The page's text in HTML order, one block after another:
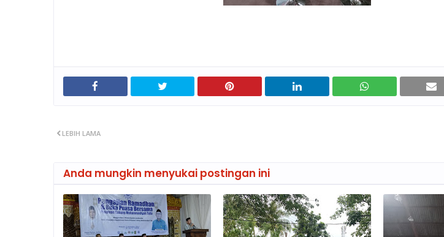
LEBIH LAMA
Anda mungkin menyukai postingan ini